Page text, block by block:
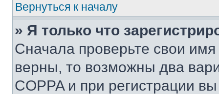
Вернуться к началу
» Я только что
Сначала проверьте свои
верны, то возможны два
COPPA и при регистрации